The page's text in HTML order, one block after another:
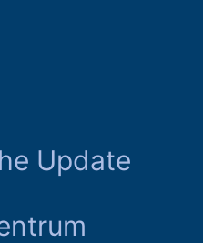
Update